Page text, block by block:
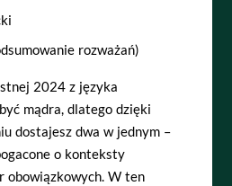
rozważań)
2024 z języka
mądra, dlatego dzięki
dostajesz dwa w jednym –
o konteksty
obowiązkowych. W ten